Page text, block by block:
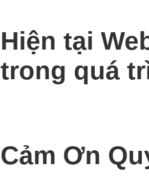
Hiện tại
trong quá
Cảm Ơn